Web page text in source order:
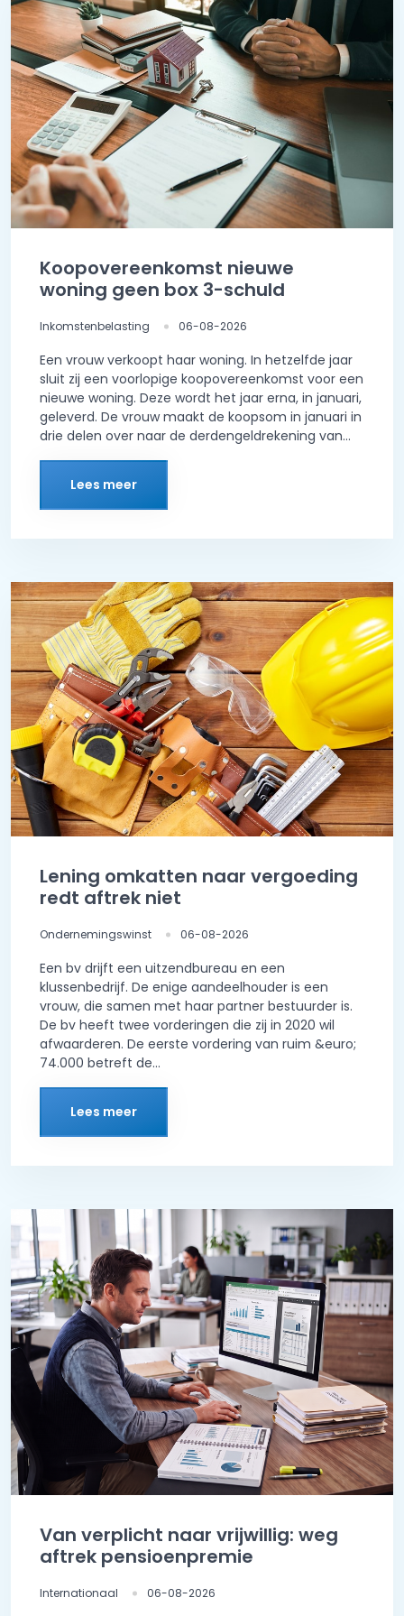
Koopovereenkomst nieuwe
woning geen box 3-schuld
Inkomstenbelasting 06-08-2026
Een vrouw verkoopt haar woning. In hetzelfde jaar
sluit zij een voorlopige koopovereenkomst voor een
nieuwe woning. Deze wordt het jaar erna, in januari,
geleverd. De vrouw maakt de koopsom in januari in
drie delen over naar de derdengeldrekening van...
Lees meer
Lening omkatten naar vergoeding
redt aftrek niet
Ondernemingswinst 06-08-2026
Een bv drijft een uitzendbureau en een
klussenbedrijf. De enige aandeelhouder is een
vrouw, die samen met haar partner bestuurder is.
De bv heeft twee vorderingen die zij in 2020 wil
afwaarderen. De eerste vordering van ruim &euro;
74.000 betreft de...
Lees meer
Van verplicht naar vrijwillig: weg
aftrek pensioenpremie
Internationaal 06-08-2026